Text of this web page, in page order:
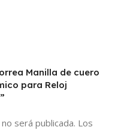
Manilla de cuero
para Reloj
será publicada. Los